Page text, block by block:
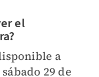
el
a
29 de